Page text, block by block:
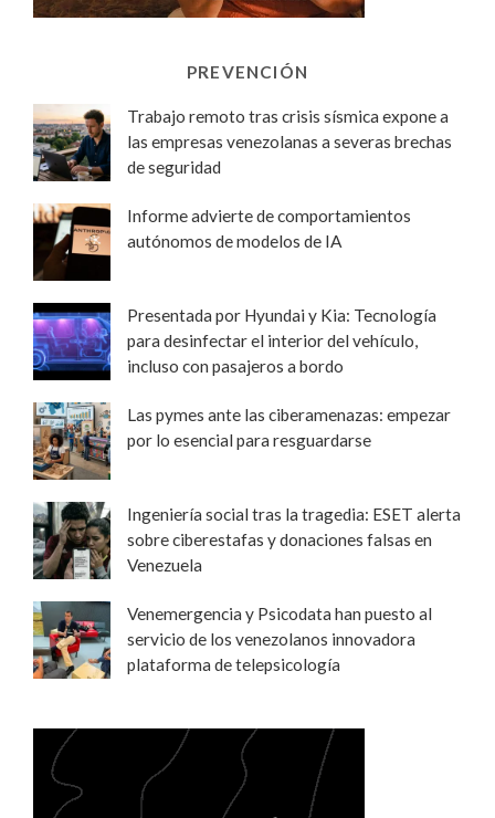
PREVENCIÓN
Trabajo remoto tras crisis sísmica expone a
las empresas venezolanas a severas brechas
de seguridad
Informe advierte de comportamientos
autónomos de modelos de IA
Presentada por Hyundai y Kia: Tecnología
para desinfectar el interior del vehículo,
incluso con pasajeros a bordo
Las pymes ante las ciberamenazas: empezar
por lo esencial para resguardarse
Ingeniería social tras la tragedia: ESET alerta
sobre ciberestafas y donaciones falsas en
Venezuela
Venemergencia y Psicodata han puesto al
servicio de los venezolanos innovadora
plataforma de telepsicología